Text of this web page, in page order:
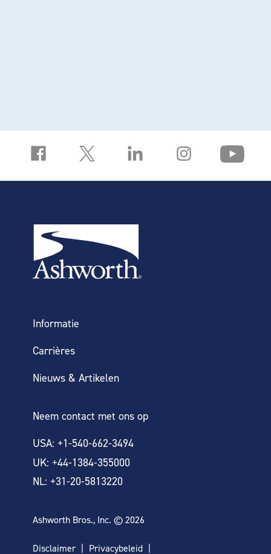
Informatie
Carrières
Nieuws & Artikelen
Neem contact met ons op
USA: +1-540-662-3494
UK: +44-1384-355000
NL: +31-20-5813220
Ashworth Bros., Inc. © 2026
Disclaimer Privacybeleid